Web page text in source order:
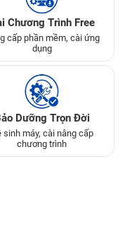
Chương Trình Free
cấp phần mềm, cài ứng
dụng
Dưỡng Trọn Đời
sinh máy, cài nâng cấp
chương trình